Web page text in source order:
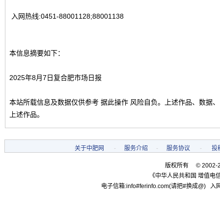
入网热线:0451-88001128;88001138
本信息摘要如下：
2025年8月7日复合肥市场日报
本站所载信息及数据仅供参考 据此操作 风险自负。上述作品、数据
上述作品。
关于中肥网 - 服务介绍 - 服务协议 - 投
版权所有 © 2002-
《中华人民共和国 增值电
电子信箱:info#ferinfo.com(请把#换成@)